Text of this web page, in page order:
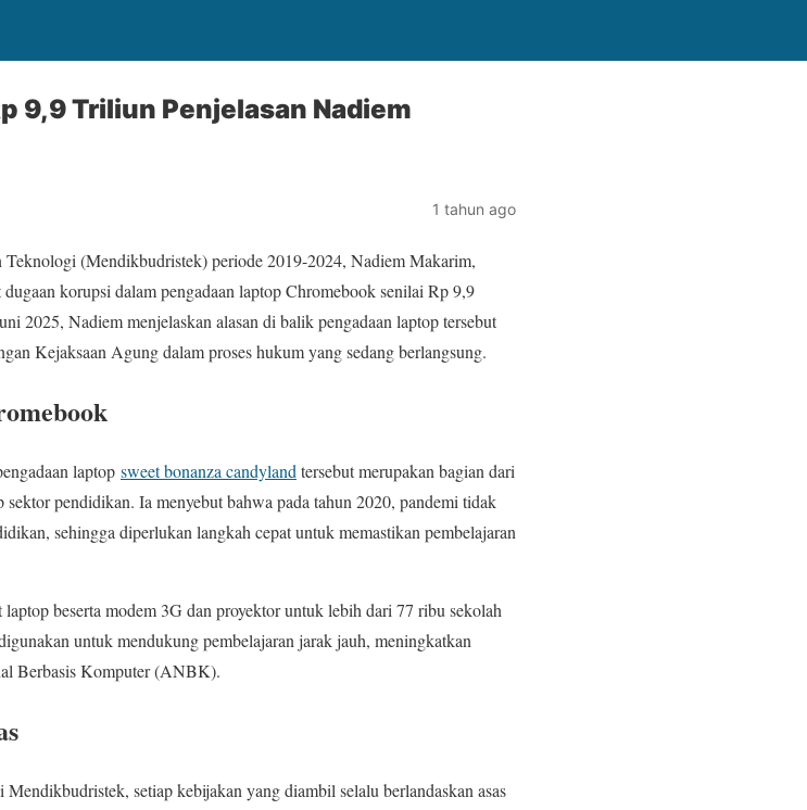
9,9 Triliun Penjelasan Nadiem
1 tahun ago
(Mendikbudristek) periode 2019-2024, Nadiem Makarim,
korupsi dalam pengadaan laptop Chromebook senilai Rp 9,9
2025, Nadiem menjelaskan alasan di balik pengadaan laptop tersebut
Kejaksaan Agung dalam proses hukum yang sedang berlangsung.
laptop sweet bonanza candyland tersebut merupakan bagian dari
pendidikan. Ia menyebut bahwa pada tahun 2020, pandemi tidak
sehingga diperlukan langkah cepat untuk memastikan pembelajaran
beserta modem 3G dan proyektor untuk lebih dari 77 ribu sekolah
untuk mendukung pembelajaran jarak jauh, meningkatkan
Berbasis Komputer (ANBK).
setiap kebijakan yang diambil selalu berlandaskan asas